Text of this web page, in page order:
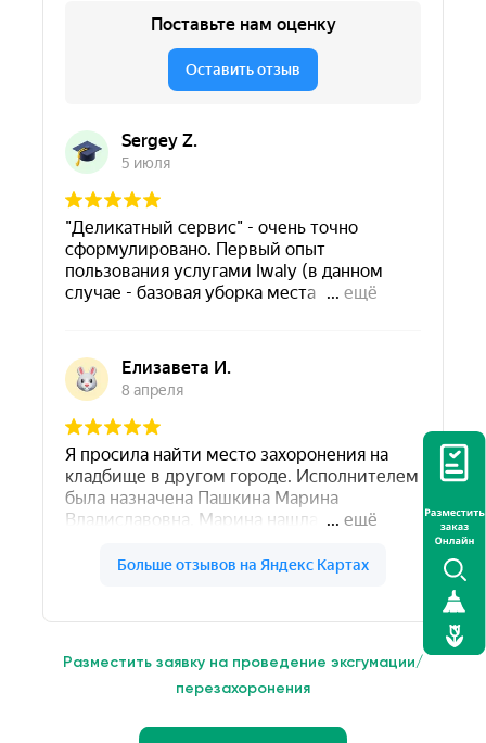
Разместить заявку на проведение эксгумации/
перезахоронения